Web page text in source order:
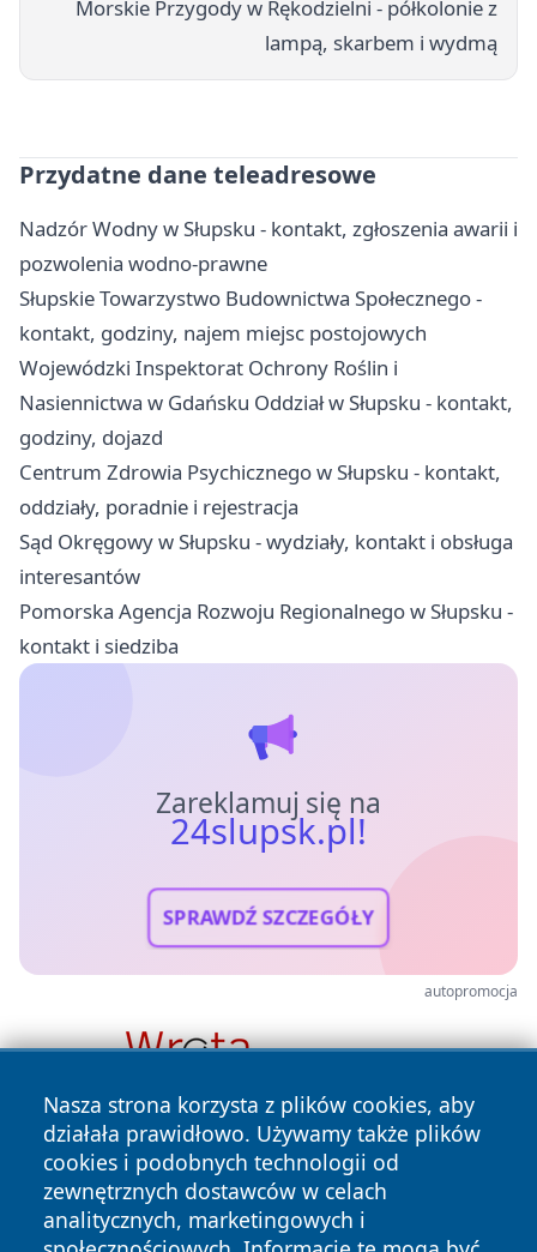
Morskie Przygody w Rękodzielni - półkolonie z
lampą, skarbem i wydmą
Przydatne dane teleadresowe
Nadzór Wodny w Słupsku - kontakt, zgłoszenia awarii i
pozwolenia wodno-prawne
Słupskie Towarzystwo Budownictwa Społecznego -
kontakt, godziny, najem miejsc postojowych
Wojewódzki Inspektorat Ochrony Roślin i
Nasiennictwa w Gdańsku Oddział w Słupsku - kontakt,
godziny, dojazd
Centrum Zdrowia Psychicznego w Słupsku - kontakt,
oddziały, poradnie i rejestracja
Sąd Okręgowy w Słupsku - wydziały, kontakt i obsługa
interesantów
Pomorska Agencja Rozwoju Regionalnego w Słupsku -
kontakt i siedziba
Zareklamuj się na
24slupsk.pl!
SPRAWDŹ SZCZEGÓŁY
autopromocja
Nasza strona korzysta z plików cookies, aby
działała prawidłowo. Używamy także plików
cookies i podobnych technologii od
zewnętrznych dostawców w celach
analitycznych, marketingowych i